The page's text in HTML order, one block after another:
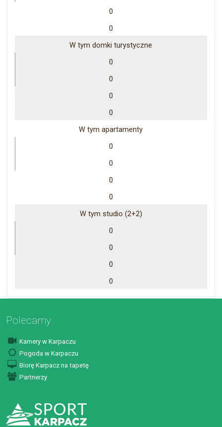
0
0
W tym domki turystyczne
0
0
0
0
W tym apartamenty
0
0
0
0
W tym studio (2+2)
0
0
0
0
Polecamy
Kamery w Karpaczu
Pogoda w Karpaczu
Biorę Karpacz na tapetę
Partnerzy